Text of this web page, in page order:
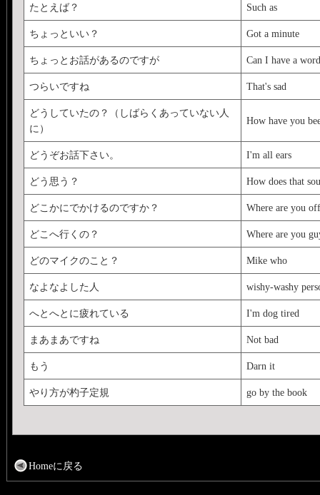
たとえば？ Such as
ちょっといい？ Got a minute
ちょっとお話があるのですが Can I have a
つらいですね That's sad
どうしていたの？（しばらくあっていない人
に）
How have you
どうぞお話下さい。 I'm all ears
どう思う？ How does that
どこかにでかけるのですか？ Where are you
どこへ行くの？ Where are you
どのマイクのこと？ Mike who
なよなよした人 wishy-washy
へとへとに疲れている I'm dog tired
まあまあですね Not bad
もう Darn it
やり方が杓子定規 go by the book
Homeに戻る